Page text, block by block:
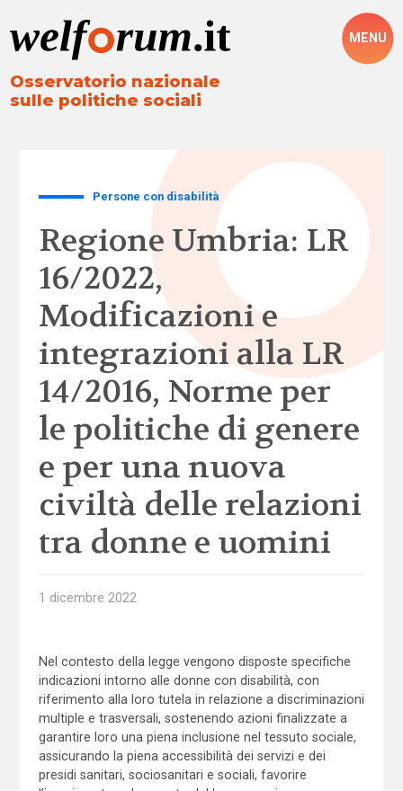
Osservatorio nazionale
sulle politiche sociali
MENU
Persone con disabilità
Regione Umbria: LR
16/2022,
Modificazioni e
integrazioni alla LR
14/2016, Norme per
le politiche di genere
e per una nuova
civiltà delle relazioni
tra donne e uomini
1 dicembre 2022
Nel contesto della legge vengono disposte specifiche
indicazioni intorno alle donne con disabilità, con
riferimento alla loro tutela in relazione a discriminazioni
multiple e trasversali, sostenendo azioni finalizzate a
garantire loro una piena inclusione nel tessuto sociale,
assicurando la piena accessibilità dei servizi e dei
presidi sanitari, sociosanitari e sociali, favorire